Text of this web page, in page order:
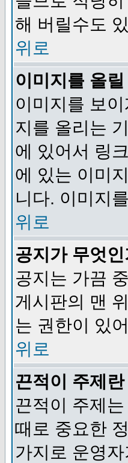
해 버릴수도
위로
이미지를 올
이미지를 보
지를 올리는
에 있어서 링
에 있는 이미
니다. 이미지
위로
공지가 무엇
공지는 가끔
게시판의 맨
는 권한이 있
위로
끈적이 주제
끈적이 주제
때로 중요한
가지로 운영